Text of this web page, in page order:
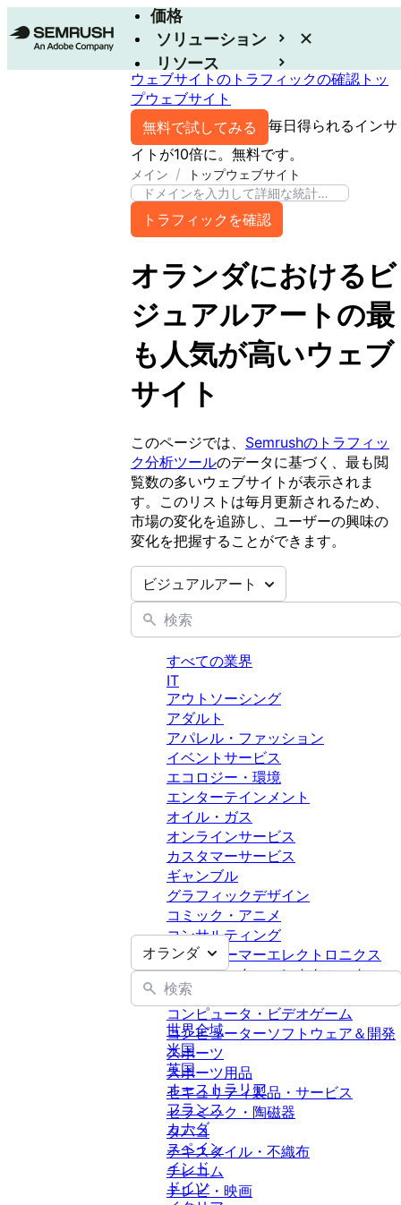
価格
ソリューション
リソース
エンタープライズ
ウェブサイトのトラフィックの確認 トッ
プウェブサイト
無料で試してみる
毎日得られるインサ
イトが10倍に。無料です。
メイン / トップウェブサイト
トラフィックを確認
オランダにおける ビ
ジュアルアート の最
も人気が高いウェブ
サイト
このページでは、 Semrushのトラフィッ
ク分析ツールのデータに基づく、最も閲
覧数の多いウェブサイトが表示されま
す。このリストは毎月更新されるため、
市場の変化を追跡し、ユーザーの興味の
変化を把握することができます。
ビジュアルアート
すべての業界
IT
アウトソーシング
アダルト
アパレル・ファッション
イベントサービス
エコロジー・環境
エンターテインメント
オイル・ガス
オンラインサービス
カスタマーサービス
ギャンブル
グラフィックデザイン
コミック・アニメ
コンサルティング
コンシューマーエレクトロニクス
コンピュータ・エレクトロニクス
コンピュータ・ハードウエア
コンピュータ・ビデオゲーム
コンピューターソフトウェア＆開発
スポーツ
スポーツ用品
セキュリティ製品・サービス
セラミック・陶磁器
タバコ
テキスタイル・不織布
テレコム
テレビ・映画
オランダ
世界全域
米国
英国
オーストラリア
フランス
カナダ
スペイン
インド
ドイツ